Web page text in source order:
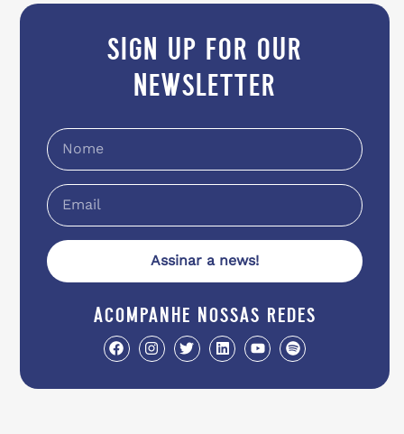
sign up for our
newsletter
Assinar a news!
acompanhe nossas redes